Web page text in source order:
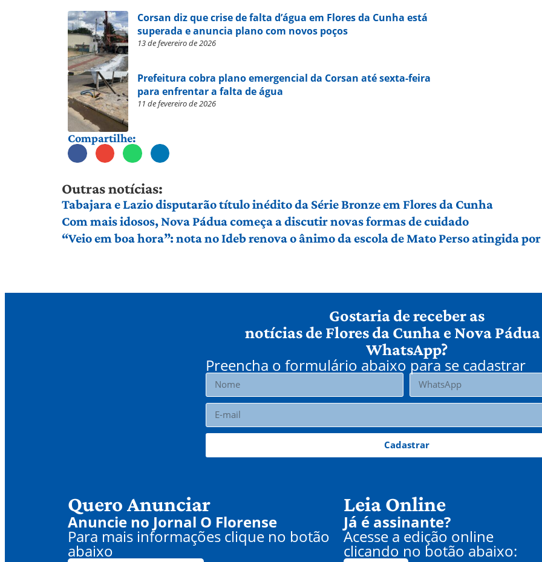
Corsan diz que crise de falta d’água em Flores da Cunha está
superada e anuncia plano com novos poços
13 de fevereiro de 2026
Prefeitura cobra plano emergencial da Corsan até sexta-feira
para enfrentar a falta de água
11 de fevereiro de 2026
Compartilhe:
Outras notícias:
Tabajara e Lazio disputarão título inédito da Série Bronze em Flores da Cunha
Com mais idosos, Nova Pádua começa a discutir novas formas de cuidado
“Veio em boa hora”: nota no Ideb renova o ânimo da escola de Mato Perso atingida
Gostaria de receber as
notícias de Flores da Cunha e Nova
WhatsApp?
Preencha o formulário abaixo para se cadastrar
Cadastrar
Quero Anunciar
Anuncie no Jornal O Florense
Para mais informações clique no botão
abaixo
Leia Online
Já é assinante?
Acesse a edição online
clicando no botão abaixo: